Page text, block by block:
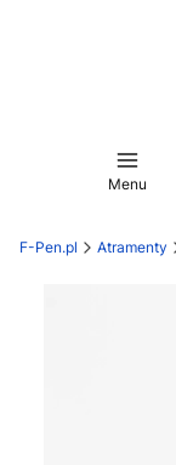
Menu
F-Pen.pl Atramenty